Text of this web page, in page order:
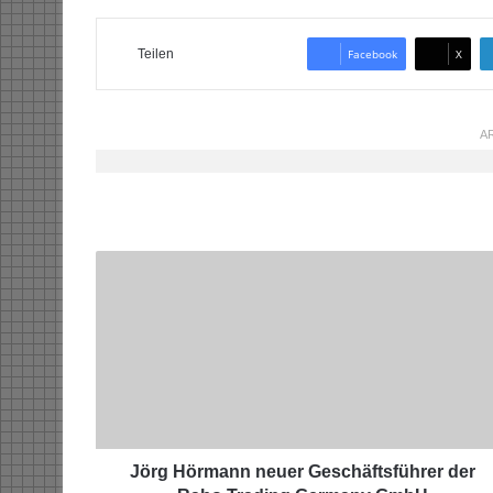
Teilen Facebook X
a
Jörg Hörmann neuer Geschäftsführer der